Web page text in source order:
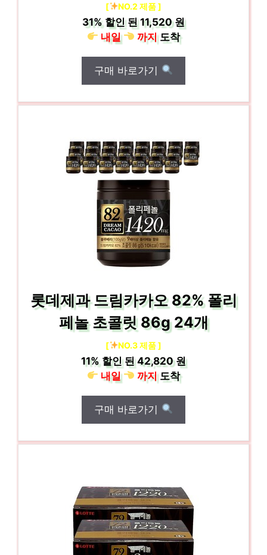
[ NO.2 제품 ]
31% 할인 된11,520 원
내일
까지도착
구매 바로가기
롯데제과 드림카카오 82% 폴리
페놀 초콜릿 86g 24개
[ NO.3 제품 ]
11% 할인 된42,820 원
내일
까지도착
구매 바로가기